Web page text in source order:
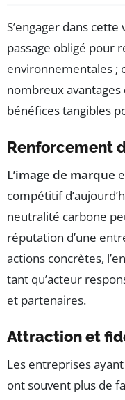
S’engager dans
passage obligé pour
environnementales ;
nombreux
bénéfices tangibles
Renforcement
L’image de marque
compétitif
neutralité carbone
réputation d’une
actions concrètes,
tant qu’acteur
et partenaires.
Attraction et
Les entreprises
ont souvent plus de